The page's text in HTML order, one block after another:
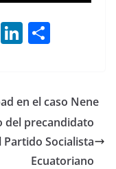
E Li
e
dI
n
p
ar
tir
en el caso Nene
del precandidato
Socialista
Ecuatoriano